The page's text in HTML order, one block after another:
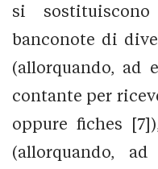
si
banconote di
(allorquando, ad
contante per
oppure fiches
(allorquando,